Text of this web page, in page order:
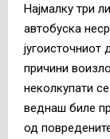
Најмалку три
автобуска
причини
неколкупати
веднаш биле
од